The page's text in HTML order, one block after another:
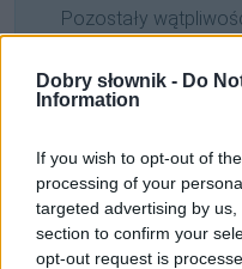
Dobry słownik - Do
Information
If you wish to opt-out of
processing of your
targeted advertising by
section to confirm your
opt-out request is
Pozostały
Często sprawdzane
Niezakupowe kłopoty z